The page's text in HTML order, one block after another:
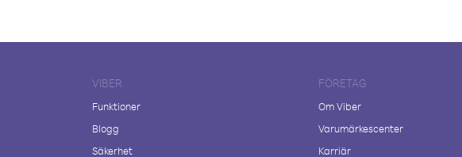
VIBER
Funktioner
Blogg
Säkerhet
FÖRETAG
Om Viber
Varumärkescenter
Karriär